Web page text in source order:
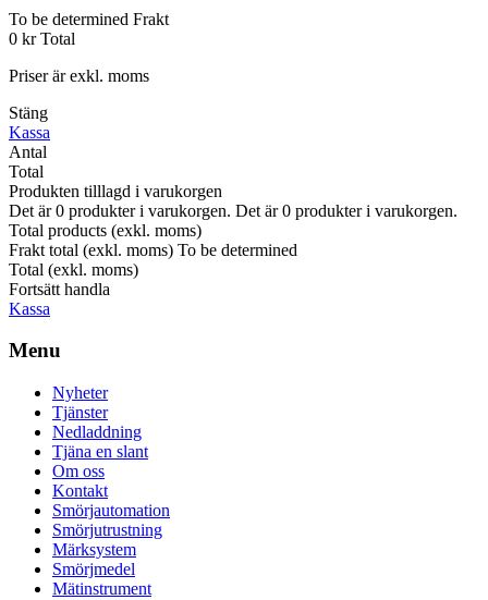
To be determined Frakt
0 kr Total
Priser är exkl. moms
Stäng
Kassa
Antal
Total
Produkten tilllagd i varukorgen
Det är0 produkter i varukorgen. Det är0 produkter i varukorgen.
Total products (exkl. moms)
Frakt total (exkl. moms) To be determined
Total (exkl. moms)
Fortsätt handla
Kassa
Menu
Nyheter
Tjänster
Nedladdning
Tjäna en slant
Om oss
Kontakt
Smörjautomation
Smörjutrustning
Märksystem
Smörjmedel
Mätinstrument